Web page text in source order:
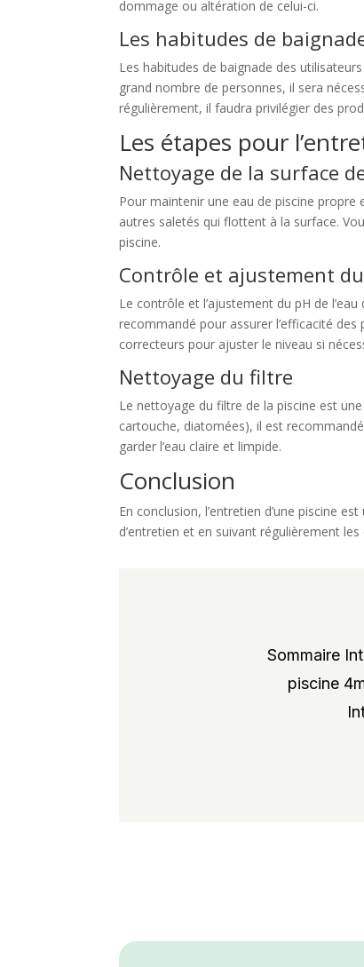
dommage ou altération de celui-ci.
Les habitudes de
Les habitudes de baignade des
grand nombre de personnes, il sera
régulièrement, il faudra privilégier des
Les étapes pour
Nettoyage de la surface
Pour maintenir une eau de piscine propre
autres saletés qui flottent à la surface.
piscine.
Contrôle et ajustement
Le contrôle et l’ajustement du pH de
recommandé pour assurer l’efficacité
correcteurs pour ajuster le niveau si
Nettoyage du filtre
Le nettoyage du filtre de la piscine est
cartouche, diatomées), il est
garder l’eau claire et limpide.
Conclusion
En conclusion, l’entretien d’une piscine
d’entretien et en suivant régulièrement
Sommaire
piscine